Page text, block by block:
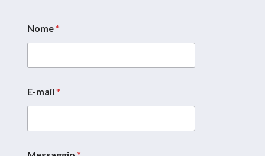
Nome*
E-mail *